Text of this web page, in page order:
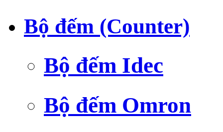
Bộ đếm (Counter)
Bộ đếm Idec
Bộ đếm Omron